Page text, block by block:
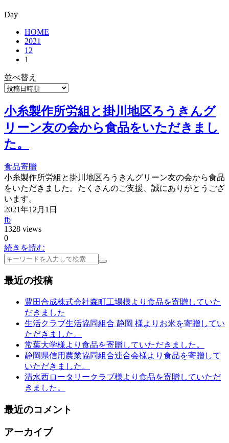
Day
HOME
2021
12
1
並べ替え
小糸製作所労組と掛川地区ろうきんグ
リーン友の会から食品をいただきまし
た。
食品寄贈
小糸製作所労組と掛川地区ろうきんグリーン友の会から食品
をいただきました。たくさんのご支援、誠にありがとうござ
います。
2021年12月1日
fb
1328 views
0
続きを読む
検
最近の投稿
豊田合成株式会社森町工場様より食品を寄贈していた
だきました
生活クラブ生活協同組合 静岡 様よりお米を寄贈してい
ただきました。
常葉大学様より食品を寄贈していただきました。
静岡県信用農業協同組合連合会様より食品を寄贈して
いただきました。
清水西ロータリークラブ様より食品を寄贈していただ
きました。
最近のコメント
アーカイブ